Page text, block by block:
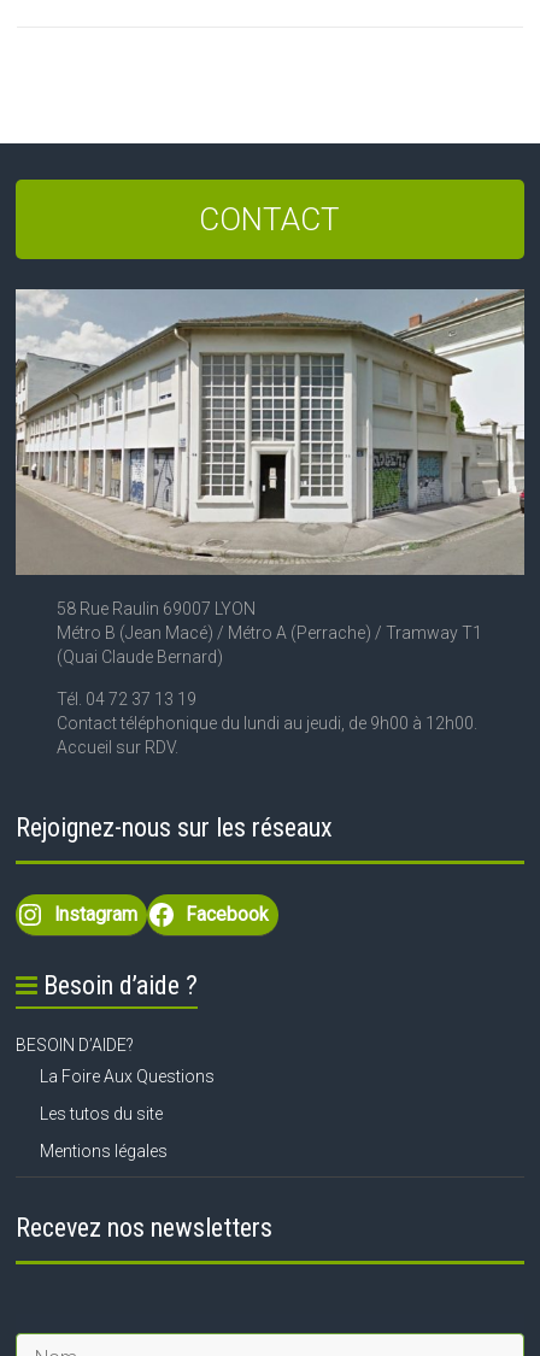
CONTACT
58 Rue Raulin 69007 LYON
Métro B (Jean Macé) / Métro A (Perrache) / Tramway T1
(Quai Claude Bernard)
Tél. 04 72 37 13 19
Contact téléphonique du lundi au jeudi, de 9h00 à 12h00.
Accueil sur RDV.
Rejoignez-nous sur les réseaux
Instagram Facebook
Besoin d’aide ?
BESOIN D’AIDE?
La Foire Aux Questions
Les tutos du site
Mentions légales
Recevez nos newsletters